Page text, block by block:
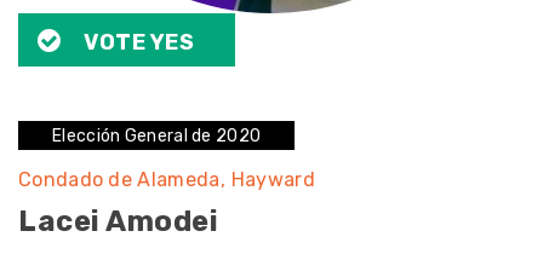
VOTE YES
Elección General de 2020
Condado de Alameda Hayward
Lacei Amodei